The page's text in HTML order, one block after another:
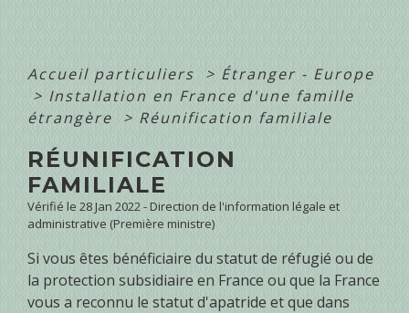
Accueil particuliers > Étranger - Europe
> Installation en France d'une famille
étrangère
> Réunification familiale
RÉUNIFICATION
FAMILIALE
Vérifié le 28 Jan 2022 - Direction de l'information légale et
administrative (Première ministre)
Si vous êtes bénéficiaire du statut de réfugié ou de
la protection subsidiaire en France ou que la France
vous a reconnu le statut d'apatride et que dans